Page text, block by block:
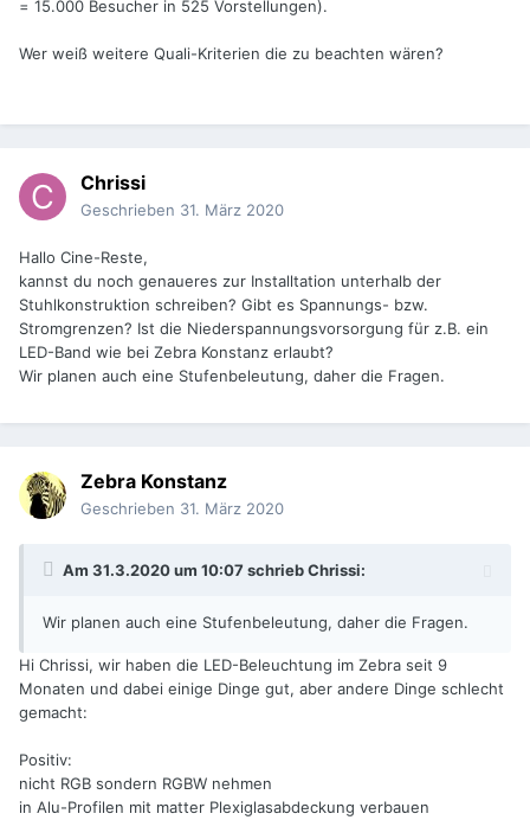
= 15.000 Besucher in 525 Vorstellungen).
Wer weiß weitere Quali-Kriterien die zu beachten wären?
Chrissi
Geschrieben 31. März 2020
Hallo Cine-Reste,
kannst du noch genaueres zur Installtation unterhalb der
Stuhlkonstruktion schreiben? Gibt es Spannungs- bzw.
Stromgrenzen? Ist die Niederspannungsvorsorgung für z.B. ein
LED-Band wie bei Zebra Konstanz erlaubt?
Wir planen auch eine Stufenbeleutung, daher die Fragen.
Zebra Konstanz
Geschrieben 31. März 2020
Am 31.3.2020 um 10:07 schriebChrissi:
Wir planen auch eine Stufenbeleutung, daher die Fragen.
Hi Chrissi, wir haben die LED-Beleuchtung im Zebra seit 9
Monaten und dabei einige Dinge gut, aber andere Dinge schlecht
gemacht:
Positiv:
nicht RGB sondern RGBW nehmen
in Alu-Profilen mit matter Plexiglasabdeckung verbauen